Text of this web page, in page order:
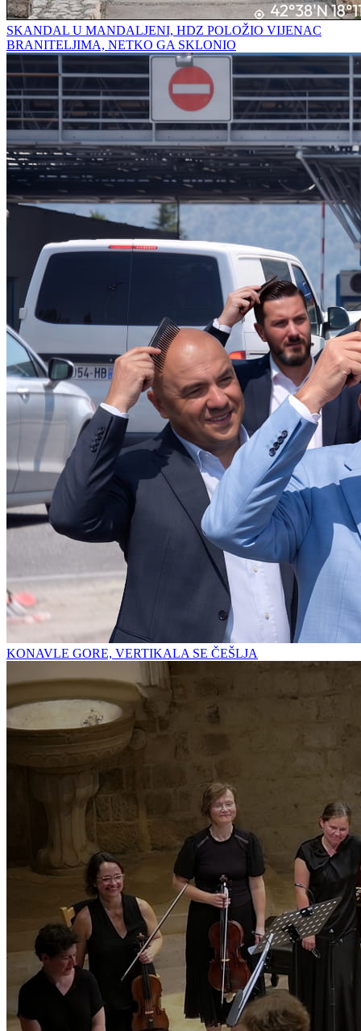
SKANDAL U MANDALJENI, HDZ POLOŽIO VIJENAC
BRANITELJIMA, NETKO GA SKLONIO
KONAVLE GORE, VERTIKALA SE ČEŠLJA